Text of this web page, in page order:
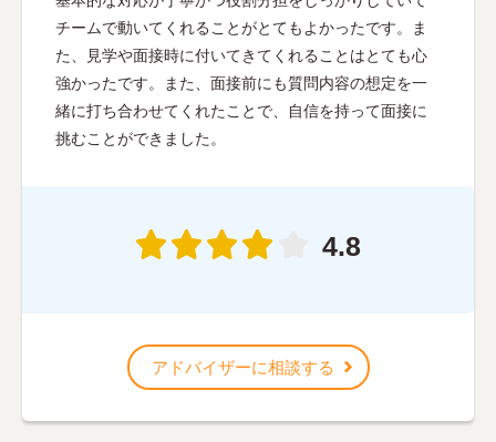
チームで動いてくれることがとてもよかったです。ま
た、見学や面接時に付いてきてくれることはとても心
強かったです。また、面接前にも質問内容の想定を一
緒に打ち合わせてくれたことで、自信を持って面接に
挑むことができました。
4.8
アドバイザーに相談する